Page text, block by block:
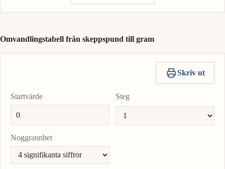
Omvandlingstabell från skeppspund till gram
Skriv ut
Startvärde Steg
Noggrannhet